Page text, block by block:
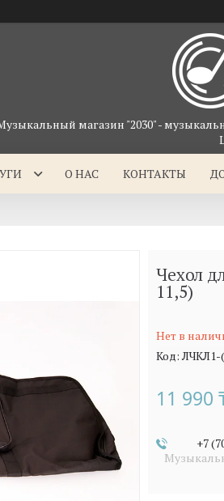
магазин "2030" -
О НАС КОНТАКТЫ
Чехол
11,5)
Нет в
Код:ЛЧКЛ1-
11 990
+7